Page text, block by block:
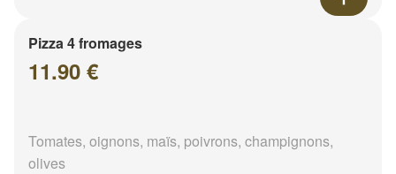
Pizza 4 fromages
11.90 €
Tomates, oignons, maïs, poivrons, champignons,
olives